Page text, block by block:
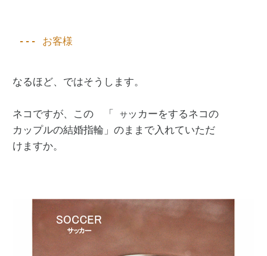
--- お客様
なるほど、ではそうします。
ネコですが、この　「 サ ッカーをするネコの
カップルの結婚指輪」のままで入れていただ
けますか。